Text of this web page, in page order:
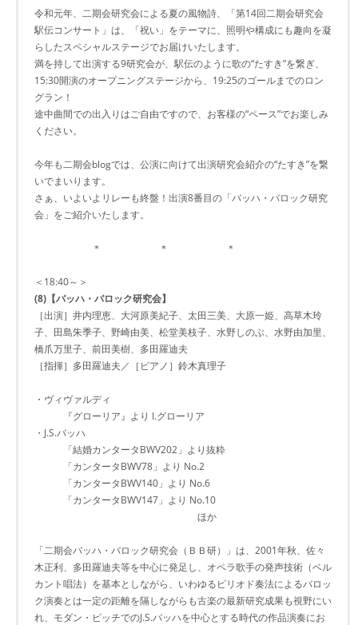
令和元年、二期会研究会による夏の風物詩、「第14回二期会研究会
駅伝コンサート」は、「祝い」をテーマに、照明や構成にも趣向を凝
らしたスペシャルステージでお届けいたします。
満を持して出演する9研究会が、駅伝のように歌の“たすき”を繋ぎ、
15:30開演のオープニングステージから、19:25のゴールまでのロン
グラン！
途中曲間での出入りはご自由ですので、お客様の“ペース”でお楽しみ
ください。
今年も二期会blogでは、公演に向けて出演研究会紹介の“たすき”を繋
いでまいります。
さぁ、いよいよリレーも終盤！出演8番目の「バッハ・バロック研究
会」をご紹介いたします。
＊ ＊ ＊
＜18:40～＞
(8)【バッハ・バロック研究会】
［出演］井内理恵、大河原美紀子、太田三美、大原一姫、高草木玲
子、田島朱季子、野崎由美、松堂美枝子、水野しのぶ、水野由加里、
橋爪万里子、前田美樹、多田羅迪夫
［指揮］多田羅迪夫／［ピアノ］鈴木真理子
・ヴィヴァルディ
『グローリア』より I.グローリア
・J.S.バッハ
「結婚カンタータBWV202」より抜粋
「カンタータBWV78」より No.2
「カンタータBWV140」より No.6
「カンタータBWV147」より No.10
ほか
「二期会バッハ・バロック研究会（ＢＢ研）」は、2001年秋、佐々
木正利、多田羅迪夫等を中心に発足し、オペラ歌手の発声技術（ベル
カント唱法）を基本としながら、いわゆるピリオド奏法によるバロッ
ク演奏とは一定の距離を隔しながらも古楽の最新研究成果も視野にい
れ、モダン・ピッチでのJ.S.バッハを中心とする時代の作品演奏にお